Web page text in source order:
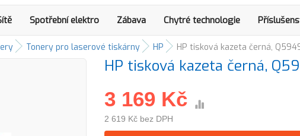
Spotřební elektro Zábava Chytré technologie
Tonery pro laserové tiskárny HP HP tisková kazeta černá,
HP tisková kazeta černá,
3 169 Kč
2 619 Kč bez DPH